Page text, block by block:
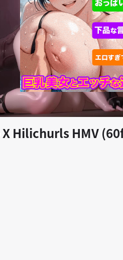
play_arrow
Hilichurls HMV